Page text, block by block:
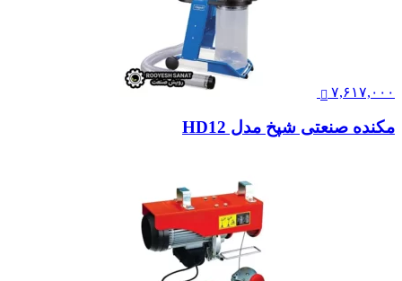
۷,۶۱۷,۰۰۰
مکنده صنعتی شپخ مدل HD12